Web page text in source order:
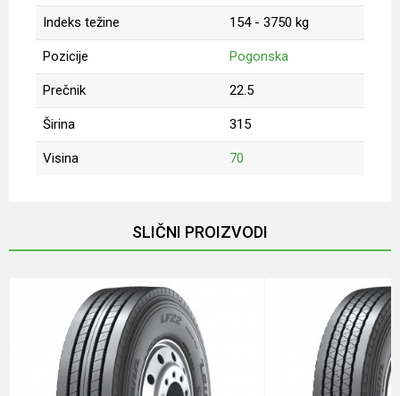
Indeks težine 154 - 3750 kg
Pozicije Pogonska
Prečnik 22.5
Širina 315
Visina 70
Poruka
SLIČNI PROIZVODI